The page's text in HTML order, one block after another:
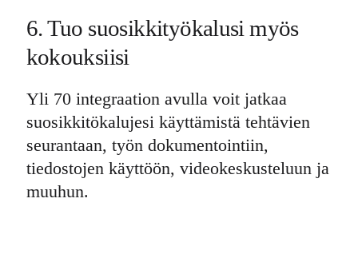
6. Tuo suosikkityökalusi myös
kokouksiisi
Yli 70 integraation avulla voit jatkaa
suosikkitökalujesi käyttämistä tehtävien
seurantaan, työn dokumentointiin,
tiedostojen käyttöön, videokeskusteluun ja
muuhun.